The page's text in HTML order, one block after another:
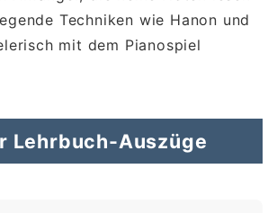
Techniken wie Hanon und
mit dem Pianospiel
Lehrbuch-Auszüge